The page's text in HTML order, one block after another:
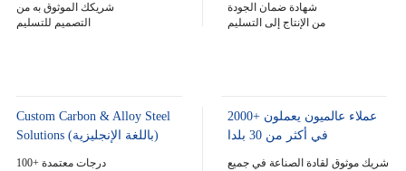
شريكك الموثوق به من
التصميم للتسليم
شهادة ضمان الجودة
من الإنتاج إلى التسليم
Custom Carbon & Alloy Steel
Solutions (باللغة الإنجليزية)
100+ درجات معتمدة
2000+ عملاء عالميون يعملون
في أكثر من 30 بلدا
شريك موثوق لقادة الصناعة في جميع